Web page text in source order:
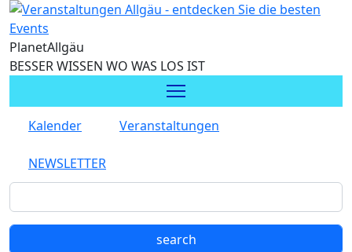
Direkt zum Inhalt
PlanetAllgäu
BESSER WISSEN WO WAS LOS IST
Kalender Veranstaltungen
NEWSLETTER